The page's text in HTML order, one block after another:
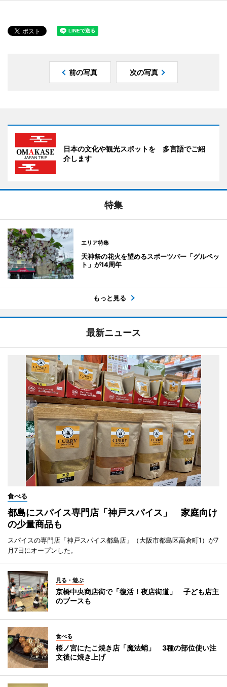
前の写真 次の写真
日本の文化や観光スポットを 多言語でご紹
介します
特集
エリア特集
天神祭の花火を望めるスポーツバー「グルペッ
ト」が14周年
もっと見る
最新ニュース
食べる
都島にスパイス専門店「神戸スパイス」 家庭向け
の少量商品も
スパイスの専門店「神戸スパイス都島店」（大阪市都島区高倉町1）が7
月7日にオープンした。
見る・遊ぶ
京橋中央商店街で「復活！夜店街道」 子ども店主
のブースも
食べる
桜ノ宮にたこ焼き店「魔法蛸」 3種の部位使い注
文後に焼き上げ